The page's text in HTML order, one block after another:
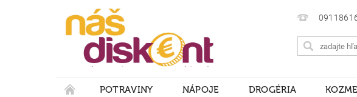
POTRAVINY NÁPOJE DROGÉRIA